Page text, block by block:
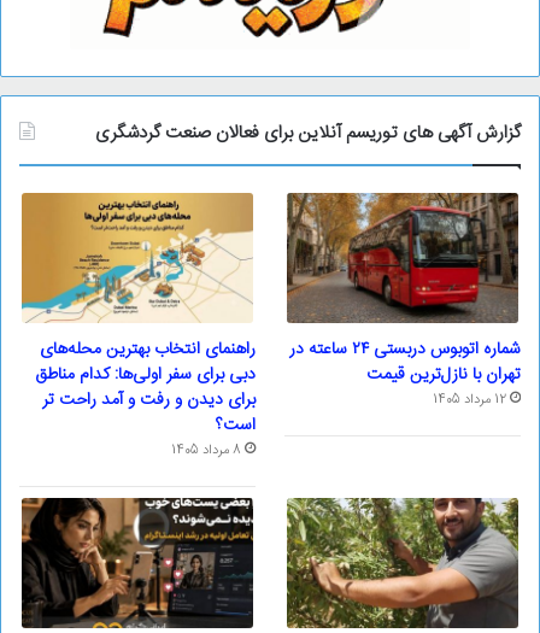
گزارش آگهی های توریسم آنلاین برای فعالان صنعت گردشگری
شماره اتوبوس دربستی ۲۴ ساعته در
تهران با نازل‌ترین قیمت
12 مرداد 1405
راهنمای انتخاب بهترین محله‌های
دبی برای سفر اولی‌ها: کدام مناطق
برای دیدن و رفت و آمد راحت تر
است؟
8 مرداد 1405